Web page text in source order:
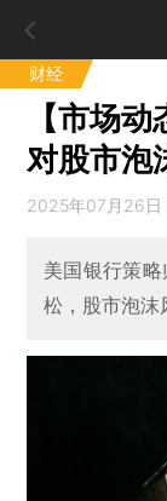
财经
【市场
对股市泡
2025年07月26日
美国银行策
松，股市泡沫